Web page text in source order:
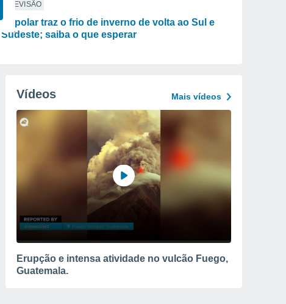
PREVISÃO
Ar polar traz o frio de inverno de volta ao Sul e
Sudeste; saiba o que esperar
Vídeos Mais vídeos
Erupção e intensa atividade no vulcão Fuego,
Guatemala.